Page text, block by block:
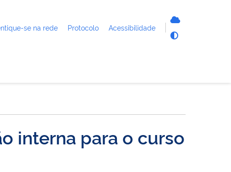
se na rede Protocolo Acessibilidade
interna para o curso